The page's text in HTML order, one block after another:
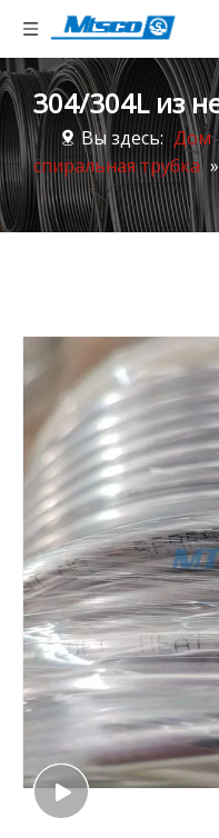
304/304L из
Вы здесь: Дом
спиральная трубка »